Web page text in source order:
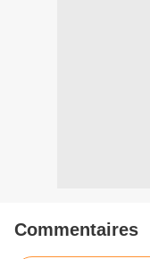
Commentaires